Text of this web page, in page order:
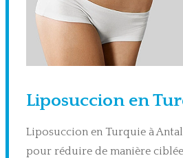
Liposuccion en
Liposuccion en Turquie à
pour réduire de manière